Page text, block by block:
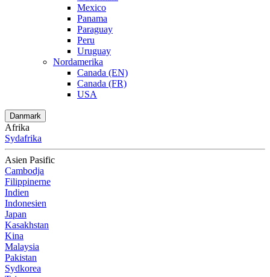
Mexico
Panama
Paraguay
Peru
Uruguay
Nordamerika
Canada (EN)
Canada (FR)
USA
Danmark
Afrika
Sydafrika
Asien Pasific
Cambodja
Filippinerne
Indien
Indonesien
Japan
Kasakhstan
Kina
Malaysia
Pakistan
Sydkorea